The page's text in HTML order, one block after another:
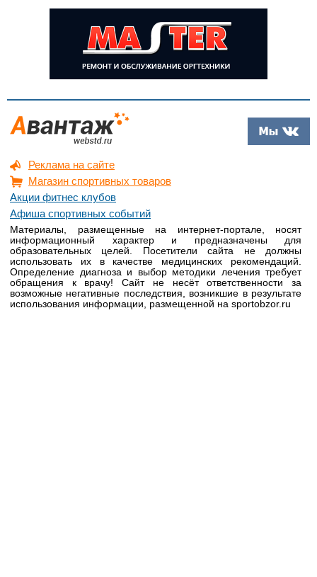
Реклама на сайте
Магазин спортивных товаров
Акции фитнес клубов
Афиша спортивных событий
Материалы, размещенные на интернет-портале, носят
информационный характер и предназначены для
образовательных целей. Посетители сайта не должны
использовать их в качестве медицинских рекомендаций.
Определение диагноза и выбор методики лечения требует
обращения к врачу! Сайт не несёт ответственности за
возможные негативные последствия, возникшие в результате
использования информации, размещенной на sportobzor.ru